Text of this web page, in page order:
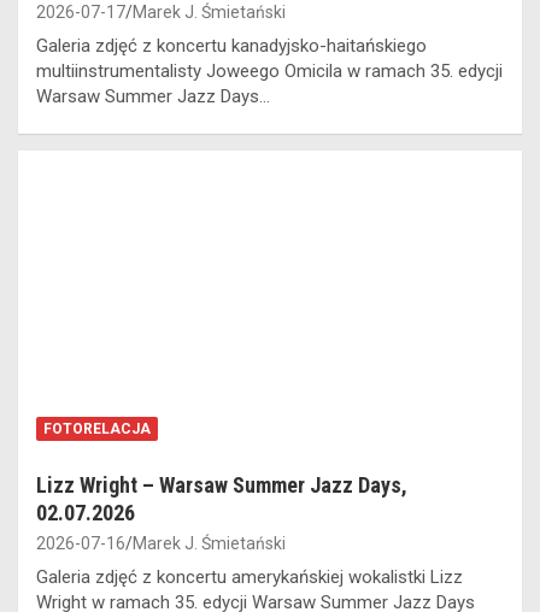
2026-07-17 Marek J. Śmietański
Galeria zdjęć z koncertu kanadyjsko-haitańskiego
multiinstrumentalisty Joweego Omicila w ramach 35. edycji
Warsaw Summer Jazz Days…
FOTORELACJA
Lizz Wright – Warsaw Summer Jazz Days,
02.07.2026
2026-07-16 Marek J. Śmietański
Galeria zdjęć z koncertu amerykańskiej wokalistki Lizz
Wright w ramach 35. edycji Warsaw Summer Jazz Days